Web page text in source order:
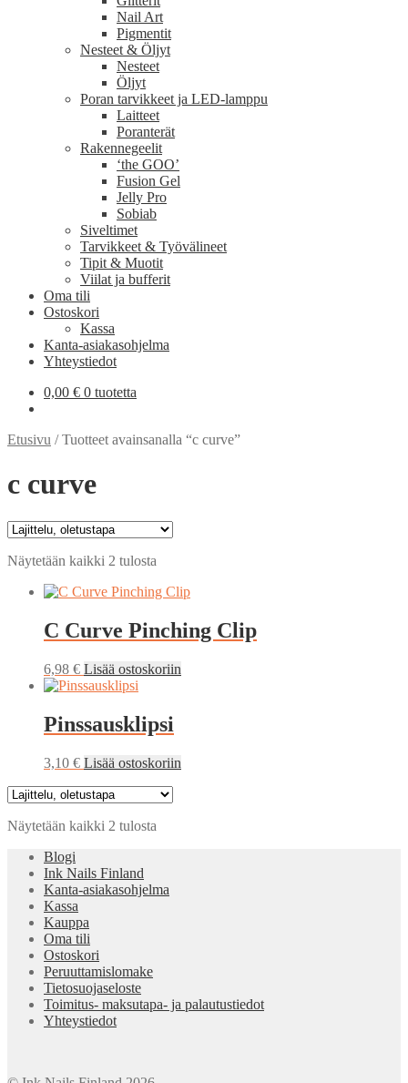
Nail Art
Pigmentit
Nesteet & Öljyt
Nesteet
Öljyt
Poran tarvikkeet ja LED-lamppu
Laitteet
Poranterät
Rakennegeelit
‘the GOO’
Fusion Gel
Jelly Pro
Sobiab
Siveltimet
Tarvikkeet & Työvälineet
Tipit & Muotit
Viilat ja bufferit
Oma tili
Ostoskori
Kassa
Kanta-asiakasohjelma
Yhteystiedot
0,00 € 0 tuotetta
Etusivu /Tuotteet avainsanalla “c curve”
c curve
Näytetään kaikki 2 tulosta
C Curve Pinching Clip
6,98 € Lisää ostoskoriin
Pinssausklipsi
3,10 € Lisää ostoskoriin
Näytetään kaikki 2 tulosta
Blogi
Ink Nails Finland
Kanta-asiakasohjelma
Kassa
Kauppa
Oma tili
Ostoskori
Peruuttamislomake
Tietosuojaseloste
Toimitus- maksutapa- ja palautustiedot
Yhteystiedot